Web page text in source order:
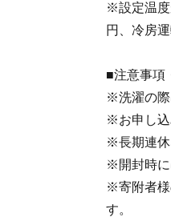
※設定温度
円、冷房
■注意事項
※洗濯の際
※お申し込
※長期連休
※開封時に
※寄附者様
す。